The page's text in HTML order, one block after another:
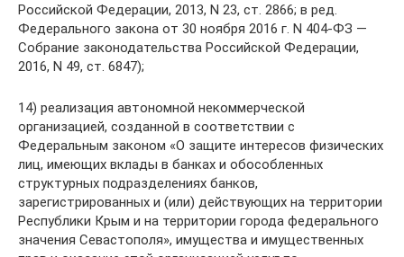
Российской Федерации, 2013, N 23, ст. 2866; в ред.
Федерального закона от 30 ноября 2016 г. N 404-ФЗ —
Собрание законодательства Российской Федерации,
2016, N 49, ст. 6847);
14) реализация автономной некоммерческой
организацией, созданной в соответствии с
Федеральным законом «О защите интересов физических
лиц, имеющих вклады в банках и обособленных
структурных подразделениях банков,
зарегистрированных и (или) действующих на территории
Республики Крым и на территории города федерального
значения Севастополя», имущества и имущественных